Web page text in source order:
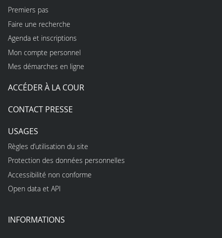
Premiers pas
Faire une recherche
Agenda et inscriptions
Mon compte personnel
Mes démarches en ligne
ACCÉDER À LA COUR
CONTACT PRESSE
USAGES
Règles d’utilisation du site
Protection des données personnelles
Accessibilité non conforme
Open data et API
INFORMATIONS